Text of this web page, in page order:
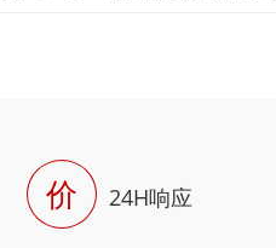
价 24H响应